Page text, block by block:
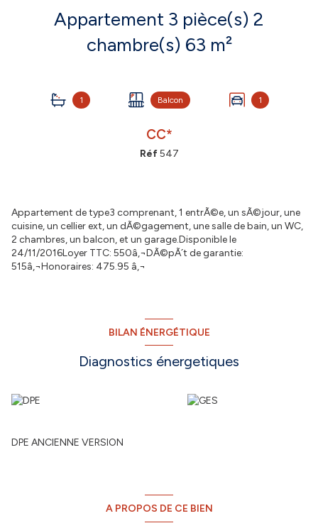
Appartement 3 pièce(s) 2
chambre(s) 63 m²
1 Balcon 1
CC*
Réf547
Appartement de type3 comprenant, 1 entrÃ©e, un sÃ©jour, une
cuisine, un cellier ext, un dÃ©gagement, une salle de bain, un WC,
2 chambres, un balcon, et un garage.Disponible le
24/11/2016Loyer TTC: 550â‚¬DÃ©pÃ´t de garantie:
515â‚¬Honoraires: 475.95 â‚¬
BILAN ÉNERGÉTIQUE
Diagnostics énergetiques
DPE ANCIENNE VERSION
A PROPOS DE CE BIEN